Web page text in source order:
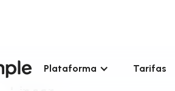
Plataforma Tarifas